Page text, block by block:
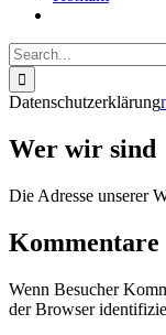
Search
for:
Datenschutzerklärung
Wer wir sind
Die Adresse unserer
Kommentare
Wenn Besucher
der Browser